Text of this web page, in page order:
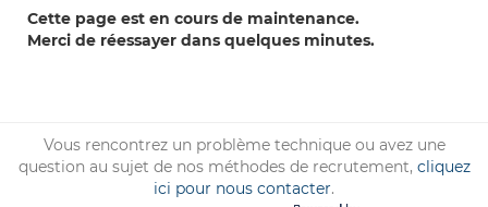
Cette page est en cours de maintenance.
Merci de réessayer dans quelques minutes.
Vous rencontrez un problème technique ou avez une
question au sujet de nos méthodes de recrutement, cliquez
ici pour nous contacter.